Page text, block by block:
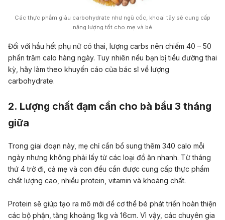
Các thực phẩm giàu carbohydrate như ngũ cốc, khoai tây sẽ cung cấp
năng lượng tốt cho mẹ và bé
Đối với hầu hết phụ nữ có thai, lượng carbs nên chiếm 40 – 50
phần trăm calo hàng ngày. Tuy nhiên nếu bạn bị tiểu đường thai
kỳ, hãy làm theo khuyến cáo của bác sĩ về lượng
carbohydrate.
2. Lượng chất đạm cần cho bà bầu 3 tháng
giữa
Trong giai đoạn này, mẹ chỉ cần bổ sung thêm 340 calo mỗi
ngày nhưng không phải lấy từ các loại đồ ăn nhanh. Từ tháng
thứ 4 trở đi, cả mẹ và con đều cần được cung cấp thực phẩm
chất lượng cao, nhiều protein, vitamin và khoáng chất.
Protein sẽ giúp tạo ra mô mới để cơ thể bé phát triển hoàn thiện
các bộ phận, tăng khoảng 1kg và 16cm. Vì vậy, các chuyên gia